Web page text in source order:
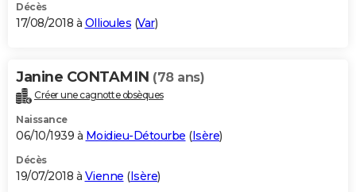
Décès
17/08/2018 à Ollioules (Var)
Janine CONTAMIN (78 ans)
Créer une cagnotte obsèques
Naissance
06/10/1939 à Moidieu-Détourbe (Isère)
Décès
19/07/2018 à Vienne (Isère)